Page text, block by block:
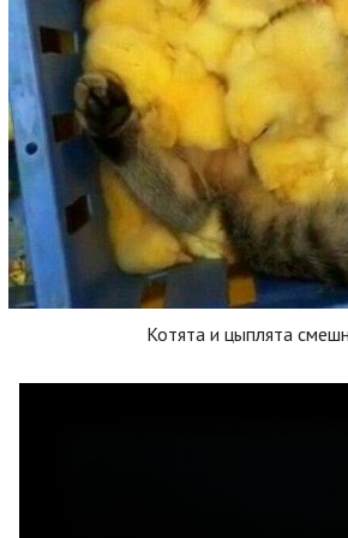
Котята и цыплята